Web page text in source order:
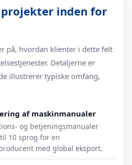
projekter inden for
på, hvordan klienter i dette felt
Detaljerne er
illustrerer typiske omfang,
af maskinmanualer
og betjeningsmanualer
10 sprog for en
med global eksport.